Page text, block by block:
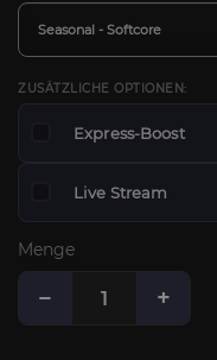
Seasonal - Softcore
ZUSÄTZLICHE OPTIONEN:
Express-Boost
Live Stream
Menge
− +